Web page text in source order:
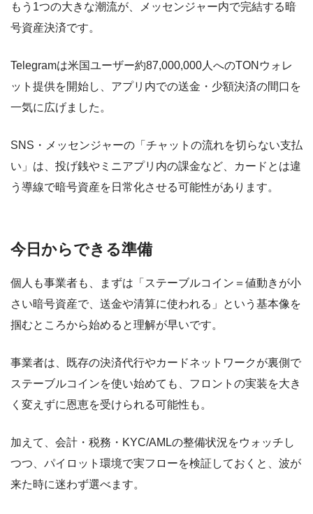
もう1つの大きな潮流が、メッセンジャー内で完結する暗
号資産決済です。
Telegramは米国ユーザー約87,000,000人へのTONウォレ
ット提供を開始し、アプリ内での送金・少額決済の間口を
一気に広げました。
SNS・メッセンジャーの「チャットの流れを切らない支払
い」は、投げ銭やミニアプリ内の課金など、カードとは違
う導線で暗号資産を日常化させる可能性があります。
今日からできる準備
個人も事業者も、まずは「ステーブルコイン＝値動きが小
さい暗号資産で、送金や清算に使われる」という基本像を
掴むところから始めると理解が早いです。
事業者は、既存の決済代行やカードネットワークが裏側で
ステーブルコインを使い始めても、フロントの実装を大き
く変えずに恩恵を受けられる可能性も。
加えて、会計・税務・KYC/AMLの整備状況をウォッチし
つつ、パイロット環境で実フローを検証しておくと、波が
来た時に迷わず選べます。